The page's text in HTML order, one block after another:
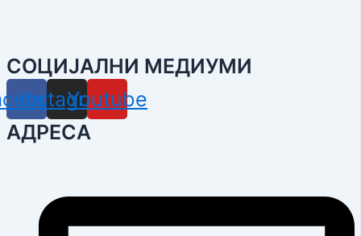
СОЦИЈАЛНИ МЕДИУМИ
Instagram
Youtube
АДРЕСА